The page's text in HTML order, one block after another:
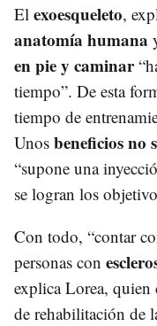
El exoesqueleto,
anatomía humana
en pie y caminar
tiempo”. De esta
tiempo de
Unosbeneficios no
“supone una
se logran los
Con todo, “contar
personas con
explica Lorea, quien
de rehabilitación de